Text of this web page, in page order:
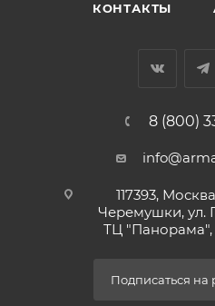
КОНТАКТЫ
8 (800)
117393,
Черемушки, ул.
ТЦ "Панорама",
Подписаться на